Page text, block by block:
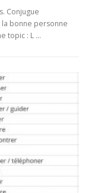
Conjugue
bonne personne
topic : L …